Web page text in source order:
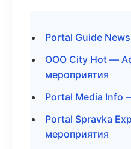
Portal Guide
ООО City Hot —
мероприятия
Portal Media Info
Portal Spravka
мероприятия